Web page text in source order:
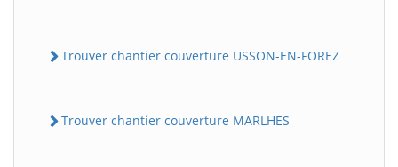
Trouver chantier couverture USSON-EN-FOREZ
Trouver chantier couverture MARLHES